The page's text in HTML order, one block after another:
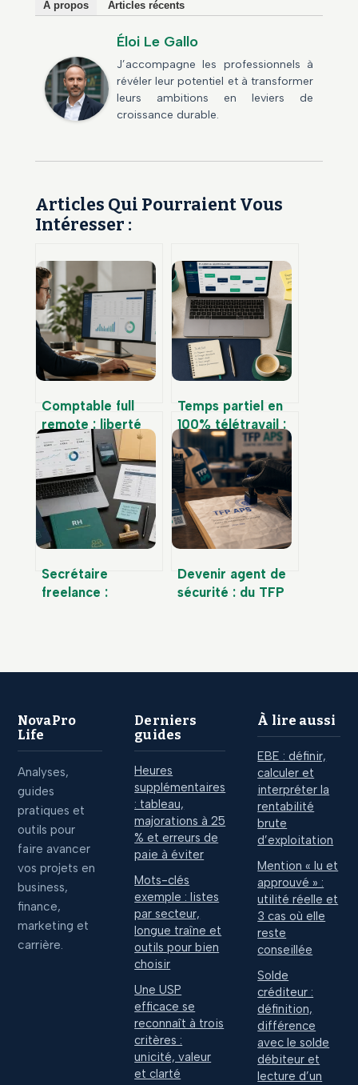
À propos Articles récents
Éloi Le Gallo
J’accompagne les professionnels à
révéler leur potentiel et à transformer
leurs ambitions en leviers de
croissance durable.
Articles Qui Pourraient Vous
Intéresser :
Comptable full
remote : liberté
géographique,
autonomie
technique et gain
de productivité
Temps partiel en
100% télétravail :
4 métiers
accessibles et les
clauses
contractuelles à
sécuriser
Secrétaire
freelance :
Devenir agent de
sécurité : du TFP
NovaPro
Life
Analyses,
guides
pratiques et
outils pour
faire avancer
vos projets en
business,
finance,
marketing et
carrière.
Derniers
guides
Heures
supplémentaires
: tableau,
majorations à 25
% et erreurs de
paie à éviter
Mots-clés
exemple : listes
par secteur,
longue traîne et
outils pour bien
choisir
Une USP
efficace se
reconnaît à trois
critères :
unicité, valeur
et clarté
À lire aussi
EBE : définir,
calculer et
interpréter la
rentabilité
brute
d’exploitation
Mention « lu et
approuvé » :
utilité réelle et
3 cas où elle
reste
conseillée
Solde
créditeur :
définition,
différence
avec le solde
débiteur et
lecture d’un